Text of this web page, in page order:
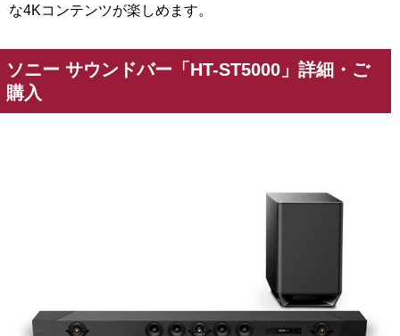
な4Kコンテンツが楽しめます。
ソニー サウンドバー「HT-ST5000」詳細・ご
購入